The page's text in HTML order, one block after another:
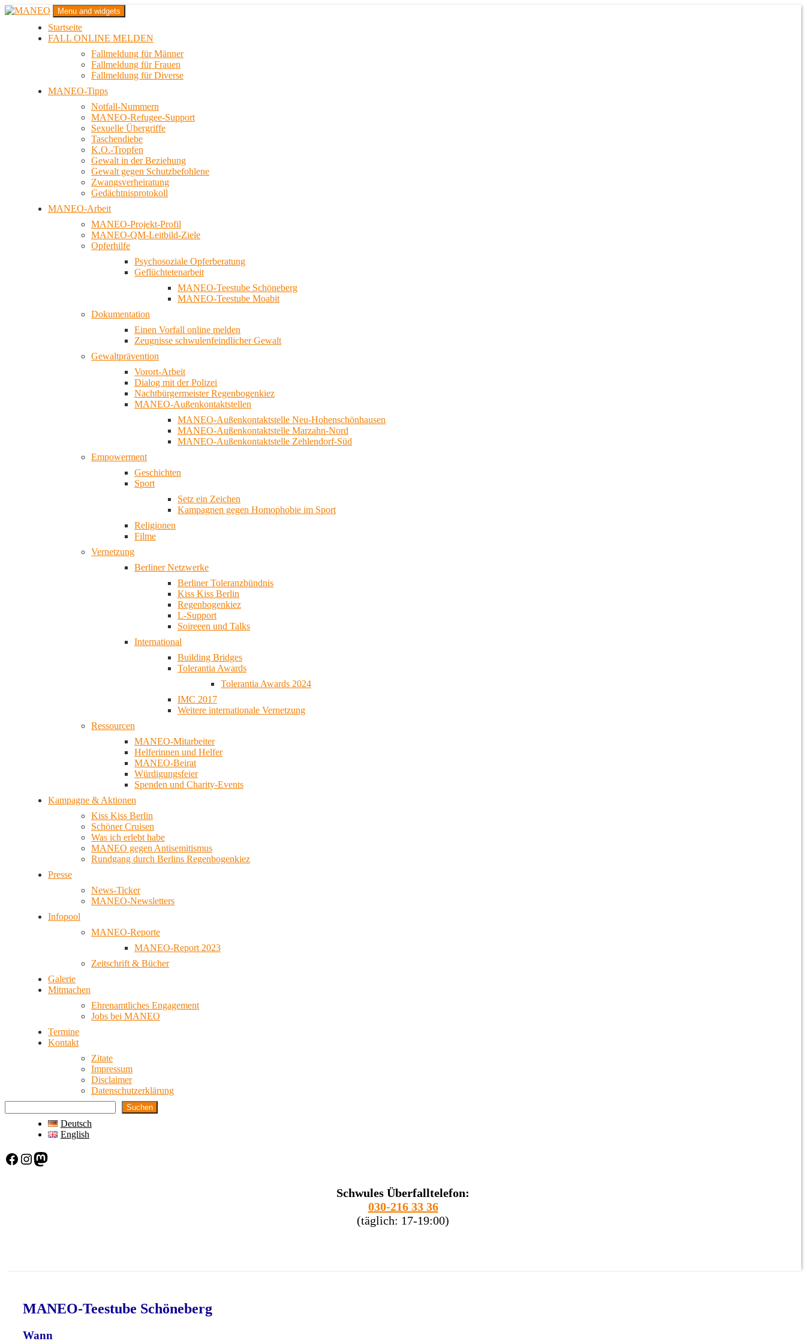
Zum
MANEO
Das schwule Anti-Gewalt-Projekt in Berlin
Menu and widgets
Startseite
FALL ONLINE MELDEN
Fallmeldung für Männer
Fallmeldung für Frauen
Fallmeldung für Diverse
MANEO-Tipps
Notfall-Nummern
MANEO-Refugee-Support
Sexuelle Übergriffe
Taschendiebe
K.O.-Tropfen
Gewalt in der Beziehung
Gewalt gegen Schutzbefohlene
Zwangsverheiratung
Gedächtnisprotokoll
MANEO-Arbeit
MANEO-Projekt-Profil
MANEO-QM-Leitbild-Ziele
Opferhilfe
Psychosoziale Opferberatung
Geflüchtetenarbeit
MANEO-Teestube Schöneberg
MANEO-Teestube Moabit
Dokumentation
Einen Vorfall online melden
Zeugnisse schwulenfeindlicher Gewalt
Gewaltprävention
Vorort-Arbeit
Dialog mit der Polizei
Nachtbürgermeister Regenbogenkiez
MANEO-Außenkontaktstellen
MANEO-Außenkontaktstelle Neu-Hohenschönhausen
MANEO-Außenkontaktstelle Marzahn-Nord
MANEO-Außenkontaktstelle Zehlendorf-Süd
Empowerment
Geschichten
Sport
Setz ein Zeichen
Kampagnen gegen Homophobie im Sport
Religionen
Filme
Vernetzung
Berliner Netzwerke
Berliner Toleranzbündnis
Kiss Kiss Berlin
Regenbogenkiez
L-Support
Soireeen und Talks
International
Building Bridges
Tolerantia Awards
Tolerantia Awards 2024
IMC 2017
Weitere internationale Vernetzung
Ressourcen
MANEO-Mitarbeiter
Helferinnen und Helfer
MANEO-Beirat
Würdigungsfeier
Spenden und Charity-Events
Kampagne & Aktionen
Kiss Kiss Berlin
Schöner Cruisen
Was ich erlebt habe
MANEO gegen Antisemitismus
Rundgang durch Berlins Regenbogenkiez
Presse
News-Ticker
MANEO-Newsletters
Infopool
MANEO-Reporte
MANEO-Report 2023
Zeitschrift & Bücher
Galerie
Mitmachen
Ehrenamtliches Engagement
Jobs bei MANEO
Termine
Kontakt
Zitate
Impressum
Disclaimer
Datenschutzerklärung
Suchen
Deutsch
English
Facebook Instagram Mastodon
Schwules Überfalltelefon:
030-216 33 36
(täglich: 17-19:00)
MANEO-Teestube Schöneberg
Wann